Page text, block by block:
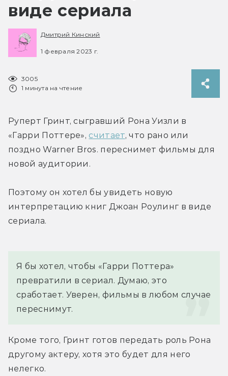
виде сериала
Дмитрий Кинский
1 февраля 2023 г.
3005
1 минута на чтение
Руперт Гринт, сыгравший Рона Уизли в
«Гарри Поттере», считает, что рано или
поздно Warner Bros. переснимет фильмы для
новой аудитории.
Поэтому он хотел бы увидеть новую
интерпретацию книг Джоан Роулинг в виде
сериала.
Я бы хотел, чтобы «Гарри Поттера»
превратили в сериал. Думаю, это
сработает. Уверен, фильмы в любом случае
переснимут.
Кроме того, Гринт готов передать роль Рона
другому актеру, хотя это будет для него
нелегко.